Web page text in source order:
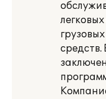
средств.